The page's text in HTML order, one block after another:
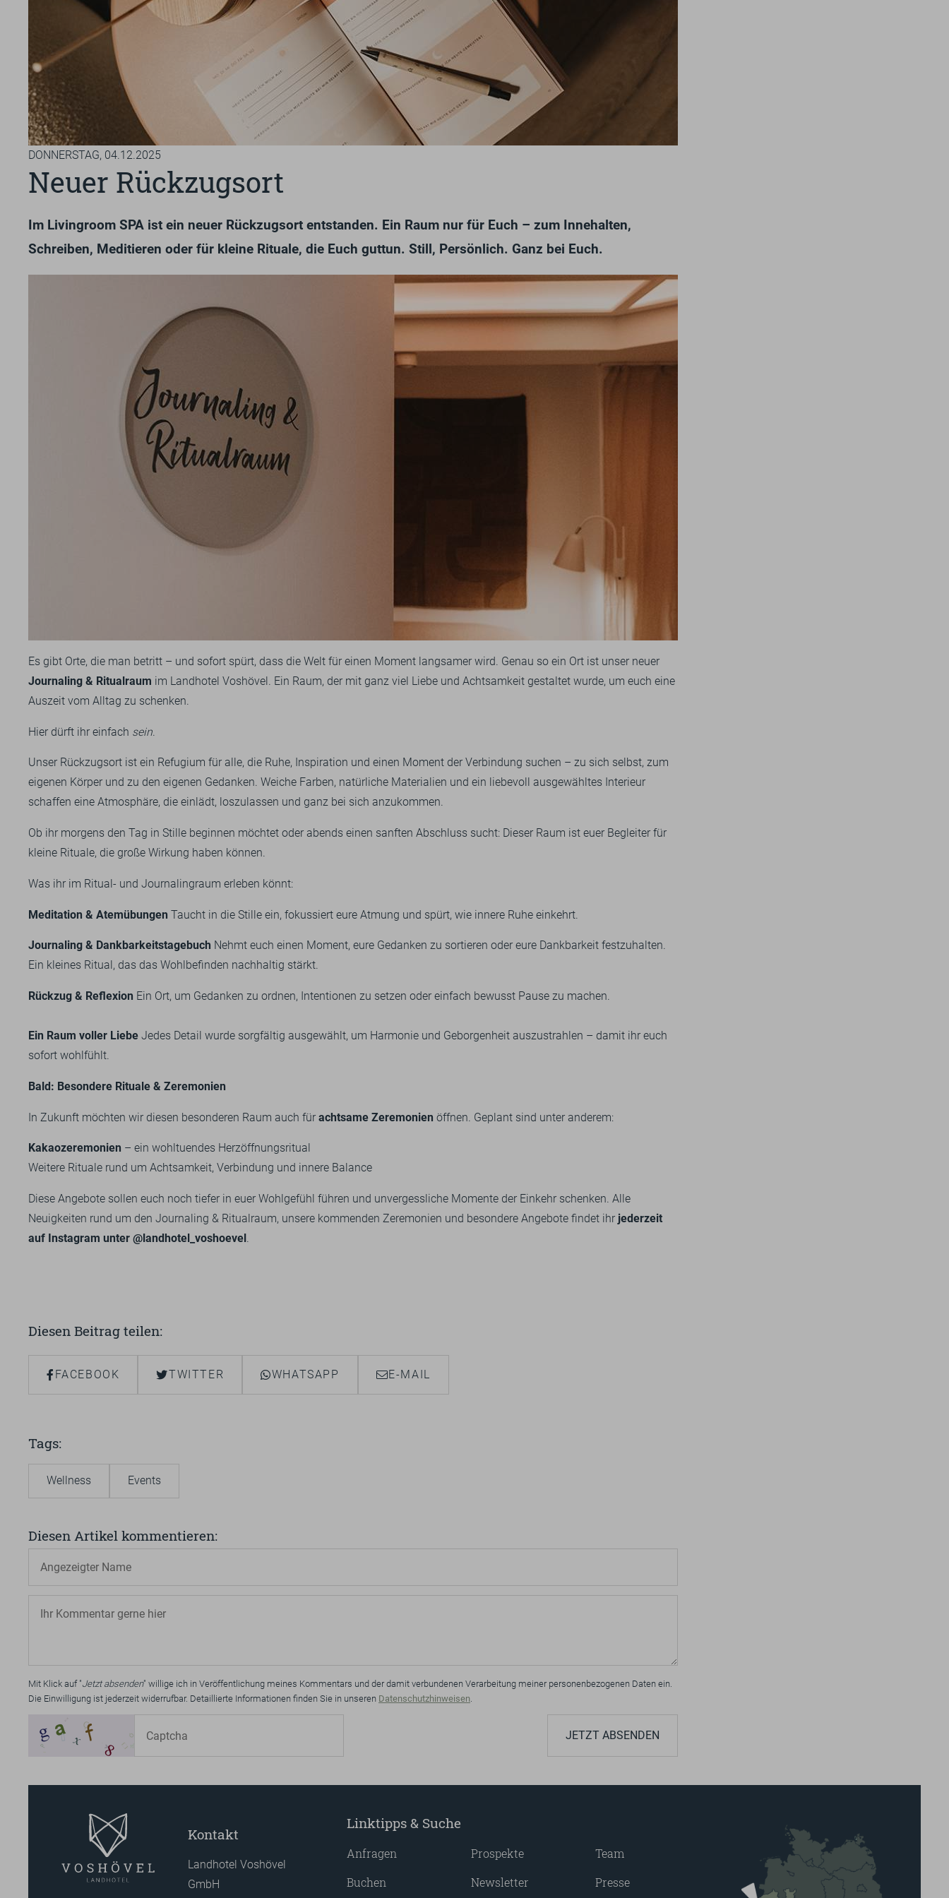
DONNERSTAG, 04.12.2025
Neuer Rückzugsort
Im Livingroom SPA ist ein neuer Rückzugsort entstanden. Ein Raum nur für Euch – zum Innehalten,
Schreiben, Meditieren oder für kleine Rituale, die Euch guttun. Still, Persönlich. Ganz bei Euch.
Es gibt Orte, die man betritt – und sofort spürt, dass die Welt für einen Moment langsamer wird. Genau so ein Ort ist unser neuer
Journaling & Ritualraum im Landhotel Voshövel. Ein Raum, der mit ganz viel Liebe und Achtsamkeit gestaltet wurde, um euch eine
Auszeit vom Alltag zu schenken.
Hier dürft ihr einfach sein
Unser Rückzugsort ist ein Refugium für alle, die Ruhe, Inspiration und einen Moment der Verbindung suchen – zu sich selbst, zum
eigenen Körper und zu den eigenen Gedanken. Weiche Farben, natürliche Materialien und ein liebevoll ausgewähltes Interieur
schaffen eine Atmosphäre, die einlädt, loszulassen und ganz bei sich anzukommen.
Ob ihr morgens den Tag in Stille beginnen möchtet oder abends einen sanften Abschluss sucht: Dieser Raum ist euer Begleiter für
kleine Rituale, die große Wirkung haben können.
Was ihr im Ritual- und Journalingraum erleben könnt:
Meditation & Atemübungen Taucht in die Stille ein, fokussiert eure Atmung und spürt, wie innere Ruhe einkehrt.
Journaling & Dankbarkeitstagebuch Nehmt euch einen Moment, eure Gedanken zu sortieren oder eure Dankbarkeit festzuhalten.
Ein kleines Ritual, das das Wohlbefinden nachhaltig stärkt.
Rückzug & Reflexion Ein Ort, um Gedanken zu ordnen, Intentionen zu setzen oder einfach bewusst Pause zu machen.
Ein Raum voller Liebe Jedes Detail wurde sorgfältig ausgewählt, um Harmonie und Geborgenheit auszustrahlen – damit ihr euch
sofort wohlfühlt.
Bald: Besondere Rituale & Zeremonien
In Zukunft möchten wir diesen besonderen Raum auch für achtsame Zeremonien öffnen. Geplant sind unter anderem:
Kakaozeremonien – ein wohltuendes Herzöffnungsritual
Weitere Rituale rund um Achtsamkeit, Verbindung und innere Balance
Diese Angebote sollen euch noch tiefer in euer Wohlgefühl führen und unvergessliche Momente der Einkehr schenken. Alle
Neuigkeiten rund um den Journaling & Ritualraum, unsere kommenden Zeremonien und besondere Angebote findet ihr jederzeit
auf Instagram unter @landhotel_voshoevel .
Diesen Beitrag teilen
FACEBOOK TWITTER WHATSAPP E-MAIL
Tags
Wellness Events
Diesen Artikel kommentieren
Mit Klick auf "Jetzt absenden" willige ich in Veröffentlichung meines Kommentars und der damit verbundenen Verarbeitung meiner personenbezogenen Daten ein.
Die Einwilligung ist jederzeit widerrufbar. Detaillierte Informationen finden Sie in unseren Datenschutzhinweisen
JETZT ABSENDEN
Kontakt
Landhotel Voshövel
GmbH
Linktipps & Suche
Anfragen
Buchen
Prospekte
Newsletter
Team
Presse